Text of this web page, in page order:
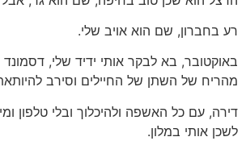
רע בחברון, שם הוא אויב שלי.
באוקטובר, בא לבקר אותי ידיד שלי,
מהריח של השתן של החיילים וסירב
דירה, עם כל האשפה ולהיכלוך ובלי טלפון
לשכן אותי במלון.